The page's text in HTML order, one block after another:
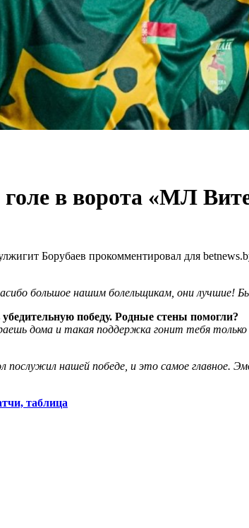
в ворота «МЛ
Борубаев прокомментировал для
большое нашим болельщикам, они лучшие!
победу. Родные стены помогли?
дома и такая поддержка гонит тебя
нашей победе, и это самое главное.
таблица